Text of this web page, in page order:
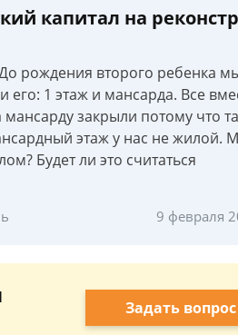
капитал на
рождения второго ребенка
1 этаж и мансарда. Все
закрыли потому что
этаж у нас не жилой.
Будет ли это считаться
9 февраля
Задать вопрос